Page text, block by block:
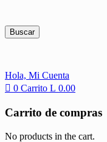
Buscar
Hola, Mi Cuenta
0 Carrito L 0.00
Carrito de compras
No products in the cart.